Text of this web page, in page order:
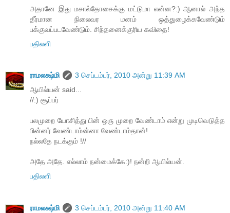
அதானே இது மசால்தோசைக்கு மட்டுமா என்ன?:) ஆனால் அந்த
தீர்மான நிலைவர மனம் ஒத்துழைக்கவேண்டும்
பக்குவப்படவேண்டும். சிந்தனைக்குரிய கவிதை!
பதிலளி
ராமலக்ஷ்மி
3 செப்டம்பர், 2010 அன்று 11:39 AM
ஆயில்யன் said...
//:) சூப்பர்
பலமுறை யோசித்து பின் ஒரு முறை வேண்டாம் என்று முடிவெடுத்த
பின்னர் வேண்டாம்ன்னா வேண்டாம்தான்!
நல்லதே நடக்கும் !//
அதே அதே. எல்லாம் நன்மைக்கே:)! நன்றி ஆயில்யன்.
பதிலளி
ராமலக்ஷ்மி
3 செப்டம்பர், 2010 அன்று 11:40 AM